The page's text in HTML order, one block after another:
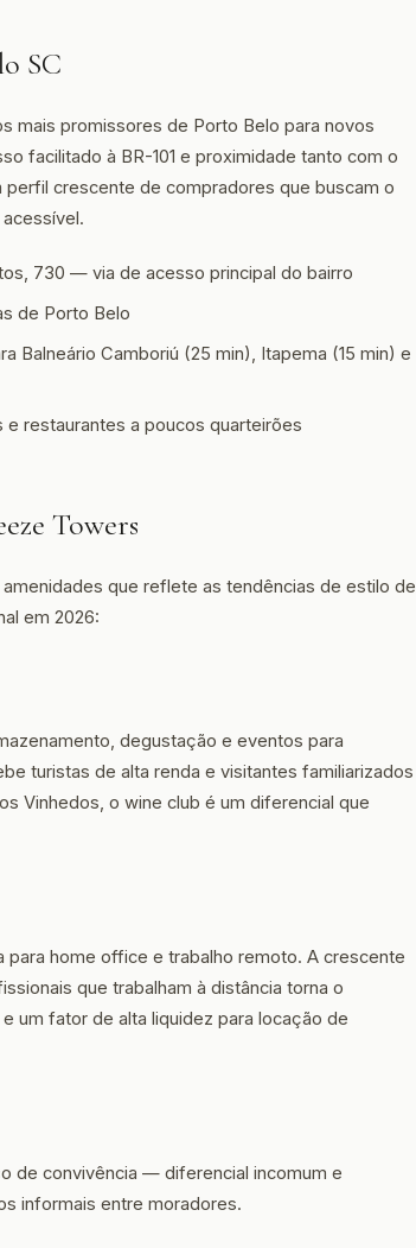
SC
mais promissores de Porto Belo para novos
facilitado à BR-101 e proximidade tanto com o
crescente de compradores que buscam o
730 — via de acesso principal do bairro
de Porto Belo
Balneário Camboriú (25 min), Itapema (15 min) e
restaurantes a poucos quarteirões
Towers
que reflete as tendências de estilo de
em 2026:
degustação e eventos para
turistas de alta renda e visitantes familiarizados
Vinhedos, o wine club é um diferencial que
home office e trabalho remoto. A crescente
que trabalham à distância torna o
um fator de alta liquidez para locação de
de convivência — diferencial incomum e
informais entre moradores.